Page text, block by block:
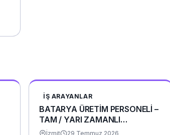
İŞ ARAYANLAR
BATARYA ÜRETİM PERSONELİ –
TAM / YARI ZAMANLI
(YEMEK+YOL)
İzmit 29 Temmuz 2026